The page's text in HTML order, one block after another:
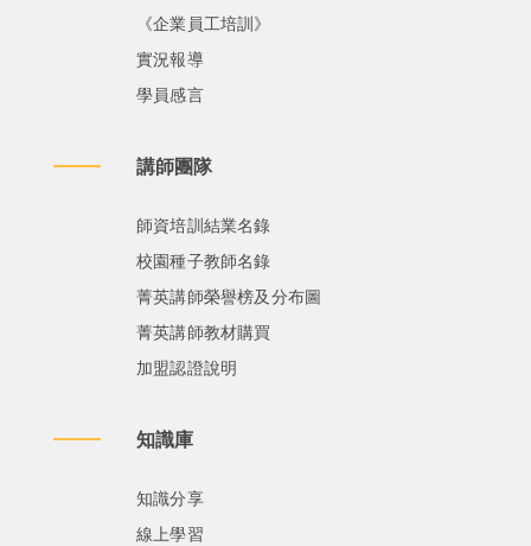
《企業員工培訓》
實況報導
學員感言
講師團隊
師資培訓結業名錄
校園種子教師名錄
菁英講師榮譽榜及分布圖
菁英講師教材購買
加盟認證說明
知識庫
知識分享
線上學習